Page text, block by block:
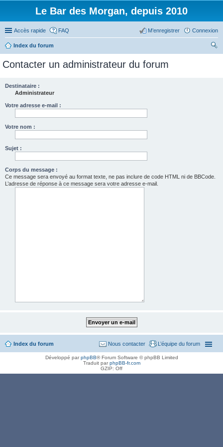
Le Bar des Morgan, depuis 2010
Accès rapide FAQ Connexion
M’enregistrer
Index du forum
Contacter un administrateur du forum
Destinataire :
Administrateur
Votre adresse e-mail :
Votre nom :
Sujet :
Corps du message :
Ce message sera envoyé au format texte, ne pas inclure de code HTML ni de BBCode.
L’adresse de réponse à ce message sera votre adresse e-mail.
Index du forum L’équipe du forum
Nous contacter
Développé parphpBB® Forum Software © phpBB Limited
Traduit parphpBB-fr.com
GZIP: Off